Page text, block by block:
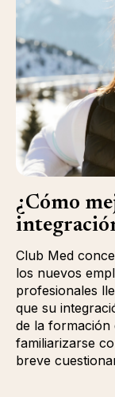
¿Cómo
Club Med
los nuevos
profesionales
que su
de la formación
familiarizarse
breve